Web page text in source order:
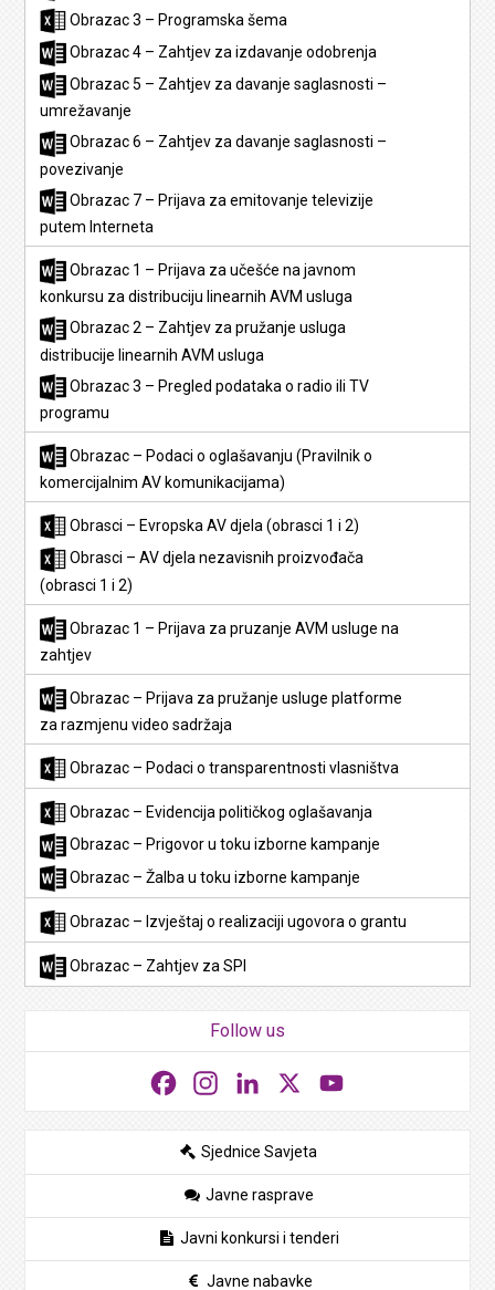
Obrazac 3 – Programska šema
Obrazac 4 – Zahtjev za izdavanje odobrenja
Obrazac 5 – Zahtjev za davanje saglasnosti –
umrežavanje
Obrazac 6 – Zahtjev za davanje saglasnosti –
povezivanje
Obrazac 7 – Prijava za emitovanje televizije
putem Interneta
Obrazac 1 – Prijava za učešće na javnom
konkursu za distribuciju linearnih AVM usluga
Obrazac 2 – Zahtjev za pružanje usluga
distribucije linearnih AVM usluga
Obrazac 3 – Pregled podataka o radio ili TV
programu
Obrazac – Podaci o oglašavanju (Pravilnik o
komercijalnim AV komunikacijama)
Obrasci – Evropska AV djela (obrasci 1 i 2)
Obrasci – AV djela nezavisnih proizvođača
(obrasci 1 i 2)
Obrazac 1 – Prijava za pruzanje AVM usluge na
zahtjev
Obrazac – Prijava za pružanje usluge platforme
za razmjenu video sadržaja
Obrazac – Podaci o transparentnosti vlasništva
Obrazac – Evidencija političkog oglašavanja
Obrazac – Prigovor u toku izborne kampanje
Obrazac – Žalba u toku izborne kampanje
Obrazac – Izvještaj o realizaciji ugovora o grantu
Obrazac – Zahtjev za SPI
Follow us
FacebookInstagramLinkedIn
Sjednice Savjeta
Javne rasprave
Javni konkursi i tenderi
Javne nabavke